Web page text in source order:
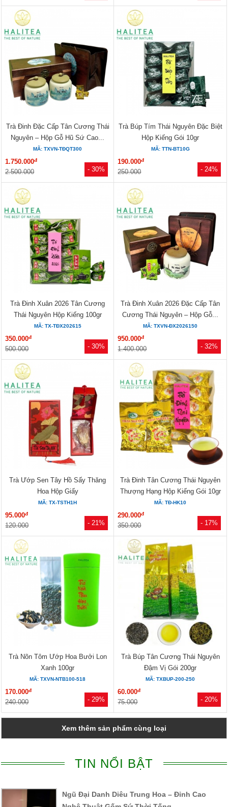
- 30%
Trà Đinh Đặc Cấp Tân Cương Thái
Nguyên – Hộp Gỗ Hũ Sứ Cao...
MÃ: TXVN-TĐQT300
1.750.000đ
2.500.000 - 24%
Trà Búp Tím Thái Nguyên Đặc Biệt
Hộp Kiếng Gói 10gr
MÃ: TTN-BT10G
190.000đ
250.000
- 30%
Trà Đinh Xuân 2026 Tân Cương
Thái Nguyên Hộp Kiếng 100gr
MÃ: TX-TĐX202615
350.000đ
500.000 - 32%
Trà Đinh Xuân 2026 Đặc Cấp Tân
Cương Thái Nguyên – Hộp Gỗ...
MÃ: TXVN-ĐX2026150
950.000đ
1.400.000
- 21%
Trà Ướp Sen Tây Hồ Sấy Thăng
Hoa Hộp Giấy
MÃ: TX-TSTH1H
95.000đ
120.000 - 17%
Trà Đinh Tân Cương Thái Nguyên
Thượng Hạng Hộp Kiếng Gói 10gr
MÃ: TĐ-HK10
290.000đ
350.000
- 29%
Trà Nõn Tôm Ướp Hoa Bưởi Lon
Xanh 100gr
MÃ: TXVN-NTB100-518
170.000đ
240.000 - 20%
Trà Búp Tân Cương Thái Nguyên
Đậm Vị Gói 200gr
MÃ: TXBUP-200-250
60.000đ
75.000
Xem thêm sản phẩm cùng loại
TIN NỔI BẬT
Ngũ Đại Danh Diêu Trung Hoa – Đỉnh Cao